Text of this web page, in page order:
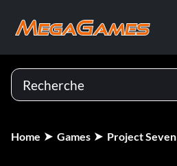
Home Games Project Seven